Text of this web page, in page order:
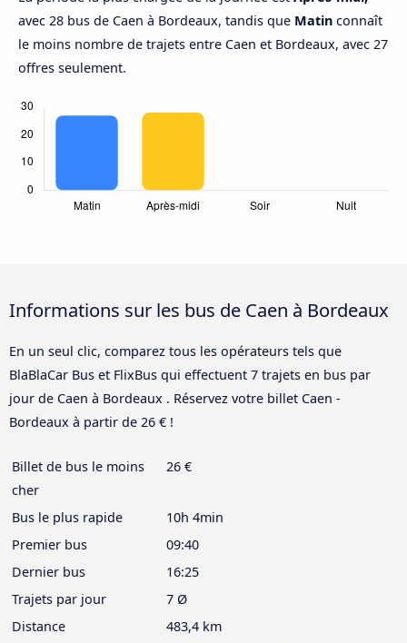
avec 28 bus de Caen à Bordeaux, tandis que Matin connaît
le moins nombre de trajets entre Caen et Bordeaux, avec 27
offres seulement.
Informations sur les bus de Caen à Bordeaux
En un seul clic, comparez tous les opérateurs tels que
BlaBlaCar Bus et FlixBus qui effectuent 7 trajets en bus par
jour de Caen à Bordeaux . Réservez votre billet Caen -
Bordeaux à partir de 26 € !
Billet de bus le moins
cher
26 €
Bus le plus rapide
10h 4min
Premier bus
09:40
Dernier bus
16:25
Trajets par jour
7 Ø
Distance
483,4 km